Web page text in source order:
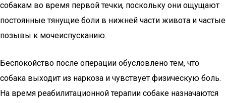
собакам во время первой течки, поскольку они ощущают
постоянные тянущие боли в нижней части живота и частые
позывы к мочеиспусканию.
Беспокойство после операции обусловлено тем, что
собака выходит из наркоза и чувствует физическую боль.
На время реабилитационной терапии собаке назначаются